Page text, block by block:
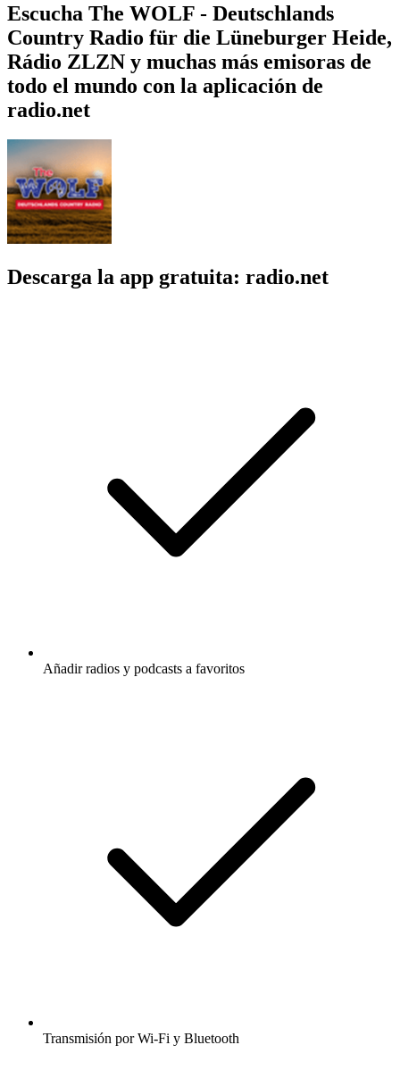
Escucha The WOLF - Deutschlands
Country Radio für die Lüneburger Heide,
Rádio ZLZN y muchas más emisoras de
todo el mundo con la aplicación de
radio.net
Descarga la app gratuita: radio.net
Añadir radios y podcasts a favoritos
Transmisión por Wi-Fi y Bluetooth